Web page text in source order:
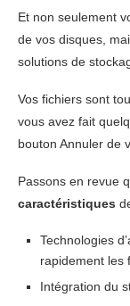
Et non seulement
de vos disques,
solutions de
Vos fichiers sont
vous avez fait
bouton Annuler de
Passons en revue
caractéristiques
Technologies
rapidement les
Intégration du